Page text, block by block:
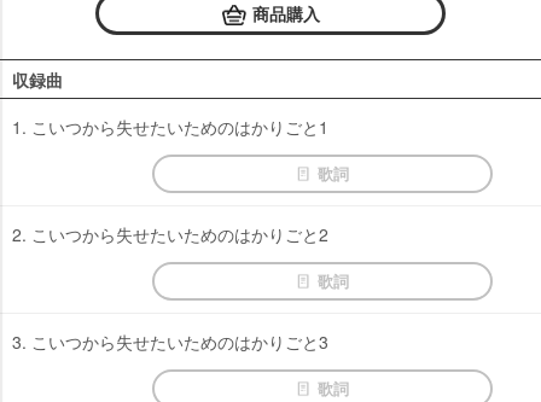
商品購入
収録曲
1. こいつから失せたいためのはかりごと1
歌詞
2. こいつから失せたいためのはかりごと2
歌詞
3. こいつから失せたいためのはかりごと3
歌詞